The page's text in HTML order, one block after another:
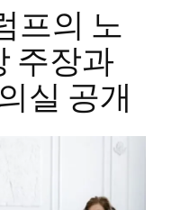
프의 노
주장과
실 공개